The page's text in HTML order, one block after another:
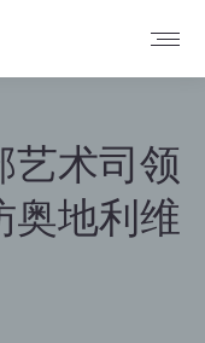
艺术司领
奥地利维